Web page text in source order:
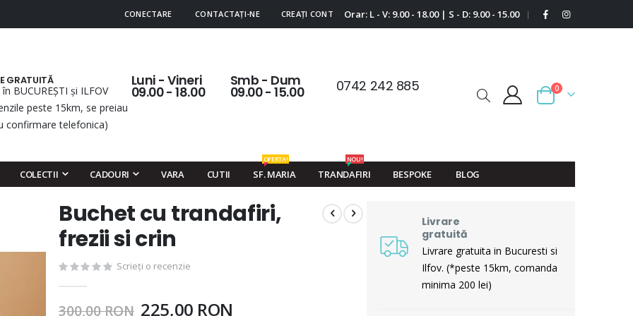
CONECTARE CONTACTAȚI-NE CREAȚI CONT Orar: L - V: 9.00 - 18.00 | S - D: 9.00 - 15.00 |
GRATUITĂ
BUCUREȘTI și ILFOV
peste 15km, se preiau
confirmare telefonica)
Luni - Vineri
09.00 - 18.00
Smb - Dum
09.00 - 15.00 0742 242 885
Cart
0
COLECTII CADOURI VARA CUTII SF. MARIA
OFERTA!
TRANDAFIRI
NOU!
BESPOKE BLOG
Skip
the
beginning
images
Buchet cu trandafiri,
frezii si crin
Scrieți o recenzie
300,00 RON 225,00 RON
Livrare
gratuită
Livrare gratuita in Bucuresti si
Ilfov. (*peste 15km, comanda
minima 200 lei)